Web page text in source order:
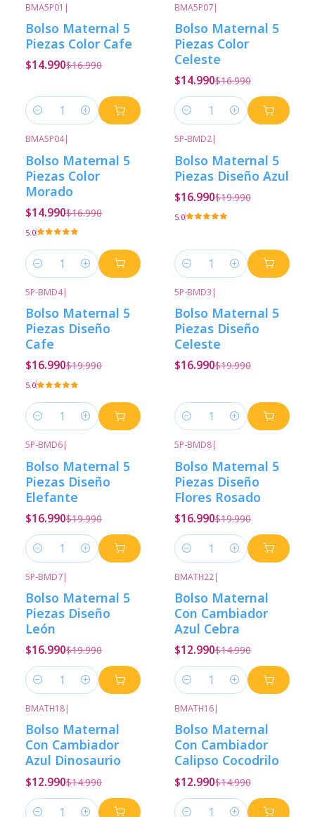
BMA5P01 |
Bolso Maternal 5
Piezas Color Cafe
$14.990$16.990
Cantidad
BMA5P07|
Bolso Maternal 5
Piezas Color
Celeste
$14.990$16.990
Cantidad
BMA5P04|
Bolso Maternal 5
Piezas Color
Morado
$14.990$16.990
5.0
Cantidad
5P-BMD2|
Bolso Maternal 5
Piezas Diseño Azul
$16.990$19.990
5.0
Cantidad
5P-BMD4|
Bolso Maternal 5
Piezas Diseño
Cafe
$16.990$19.990
5.0
Cantidad
5P-BMD3 |
Bolso Maternal 5
Piezas Diseño
Celeste
$16.990$19.990
Cantidad
5P-BMD6
Bolso Maternal 5
Piezas Diseño
Elefante
$16.990$19.990
Cantidad
5P-BMD8
Bolso Maternal 5
Piezas Diseño
Flores Rosado
$16.990$19.990
Cantidad
5P-BMD7|
Bolso Maternal 5
Piezas Diseño
León
$16.990$19.990
Cantidad
BMATH22|
Bolso Maternal
Con Cambiador
Azul Cebra
$12.990$14.990
Cantidad
BMATH18|
Bolso Maternal
Con Cambiador
Azul Dinosaurio
$12.990$14.990
BMATH16|
Bolso Maternal
Con Cambiador
Calipso Cocodrilo
$12.990$14.990